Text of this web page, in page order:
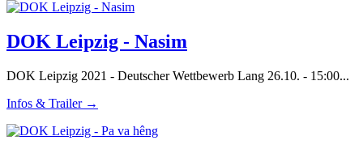
DOK Leipzig - Nasim
DOK Leipzig 2021 - Deutscher Wettbewerb Lang 26.10. - 15:00...
Infos & Trailer →